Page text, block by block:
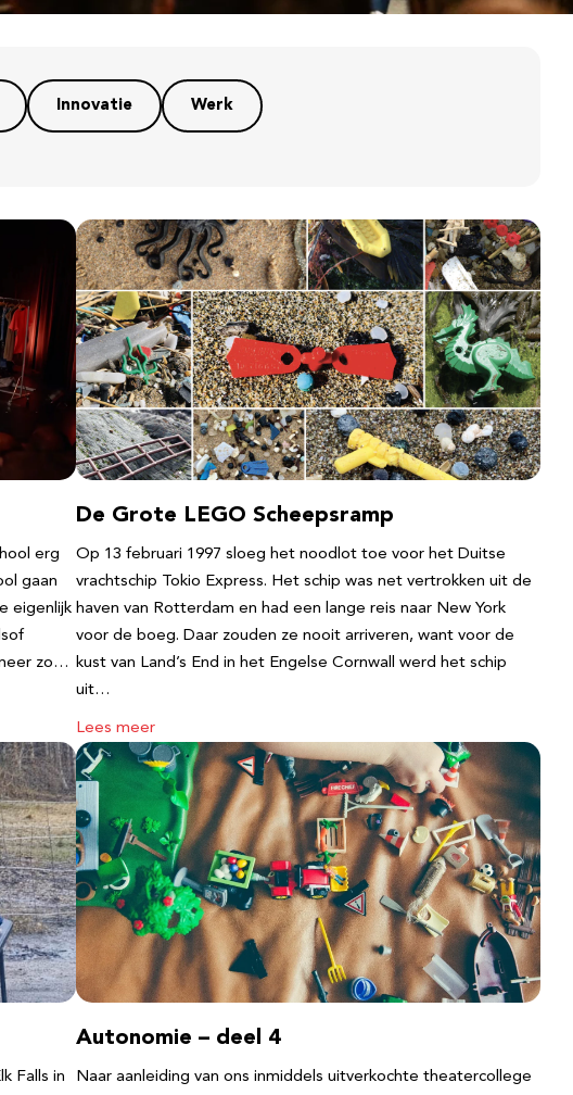
Innovatie Werk
erg
gaan
eigenlijk
zo…
De Grote LEGO Scheepsramp
Op 13 februari 1997 sloeg het noodlot toe voor het Duitse
vrachtschip Tokio Express. Het schip was net vertrokken uit de
haven van Rotterdam en had een lange reis naar New York
voor de boeg. Daar zouden ze nooit arriveren, want voor de
kust van Land’s End in het Engelse Cornwall werd het schip
uit…
Lees meer
Falls in
Autonomie – deel 4
Naar aanleiding van ons inmiddels uitverkochte theatercollege